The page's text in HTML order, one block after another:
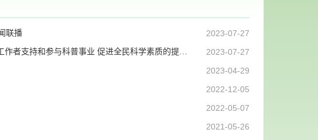
2023-07-27
联播
2023-07-27
习近平给“科学与中国”院士专家代表回信强调 带动更多科技工作者支持和参与科普事业 促进全民科学素质的提高丨新闻联播
2023-04-29
2022-12-05
2022-05-07
2021-05-26